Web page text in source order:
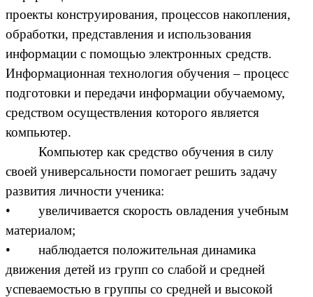
проекты конструирования, процессов накопления,
обработки, представления и использования
информации с помощью электронных средств.
Информационная технология обучения – процесс
подготовки и передачи информации обучаемому,
средством осуществления которого является
компьютер.
Компьютер как средство обучения в силу
своей универсальности помогает решить задачу
развития личности ученика:
• увеличивается скорость овладения учебным
материалом;
• наблюдается положительная динамика
движения детей из групп со слабой и средней
успеваемостью в группы со средней и высокой